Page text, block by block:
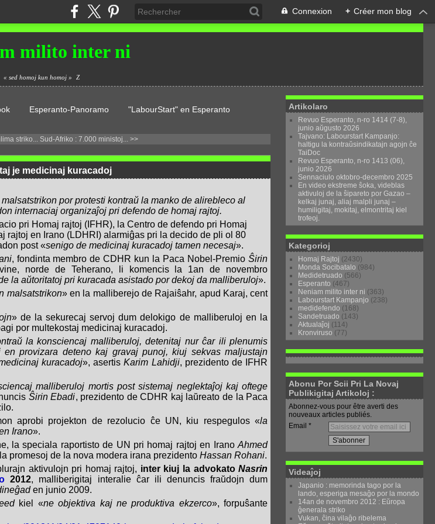
Connexion + Créer mon blog
milito inter ni
« sed homoj kun homoj » Z
Esperanto-Panoramo "LabourStart" en Esperanto
striko... Sud-Afriko : 7.000 ministoj... >>
je medicinaj kuracadoj
por protesti kontraŭ la manko de alirebleco al
internaciaj organizaĵoj pri defendo de homaj rajtoj.
pri Homaj rajtoj (IFHR), la Centro de defendo pri Homaj
rajtoj en Irano (LDHRI) alarmiĝas pri la decido de pli ol 80
post «senigo de medicinaj kuracadoj tamen necesaj».
, fondinta membro de CDHR kun la Paca Nobel-PremioŜirin
norde de Teherano, li komencis la 1an de novembro
la aŭtoritatoj pri kuracada asistado por dekoj da malliberuloj».
malsatstrikon» en la malliberejo de Rajaiŝahr, apud Karaj, cent
» de la sekurecaj servoj dum delokigo de malliberuloj en la
por multekostaj medicinaj kuracadoj.
la konsciencaj malliberuloj, detenitaj nur ĉar ili plenumis
provizara deteno kaj gravaj punoj, kiuj sekvas maljustajn
kuracadoj», asertisKarim Lahidji, prezidento de IFHR
malliberuloj mortis post sistemaj neglektaĵoj kaj oftege
Ŝirin Ebadi, prezidento de CDHR kaj laŭreato de la Paca
aprobi projekton de rezolucio ĉe UN, kiu respegulos «la
Irano».
la speciala raportisto de UN pri homaj rajtoj en IranoAhmed
promesoj de la nova modera irana prezidento Hassan Rohani.
aktivulojn pri homaj rajtoj, inter kiuj la advokatoNasrin
2012, malliberigitaj interalie ĉar ili denuncis fraŭdojn dum
en junio 2009.
kiel «ne objektiva kaj ne produktiva ekzerco», forpuŝante
Artikolaro
Revuo Esperanto, n-ro 1414 (7-8),
junio aŭgusto 2026
Tajvano: Labourstart Kampanjo:
haltigu la kontraŭsindikatajn agojn ĉe
TaiDoc
Revuo Esperanto, n-ro 1413 (06),
junio 2026
Sennaciulo oktobro-decembro 2025
En video ekstreme ŝoka, videblas
aktivuloj de la ŝipareto por Gazao –
kelkaj junaj, aliaj malpli junaj –
humiligitaj, mokitaj, elmontritaj kiel
trofeoj.
Kategorioj
Homaj Rajtoj (2430)
Monda Socibatalo (984)
Medidetruado (566)
Esperanto (467)
Neniam milito inter ni (363)
Labourstart Kampanjo (238)
medidefendo (168)
Sandetruado (143)
Aktualaĵoj (114)
Kronviruso (77)
Abonu Por Scii Pri La Novaj
Publikigitaj Artikoloj :
Abonnez-vous pour être averti des
nouveaux articles publiés.
Email
Videaĵoj
Japanio : memorinda tago por la
lando, esperiga mesaĝo por la mondo
14an de novembro 2012 : Eŭropa
ĝenerala striko
Vukan, ĉina vilaĝo ribelema